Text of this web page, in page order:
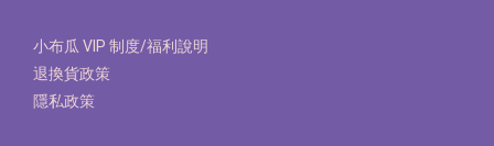
小布瓜 VIP 制度/福利說明
退換貨政策
隱私政策